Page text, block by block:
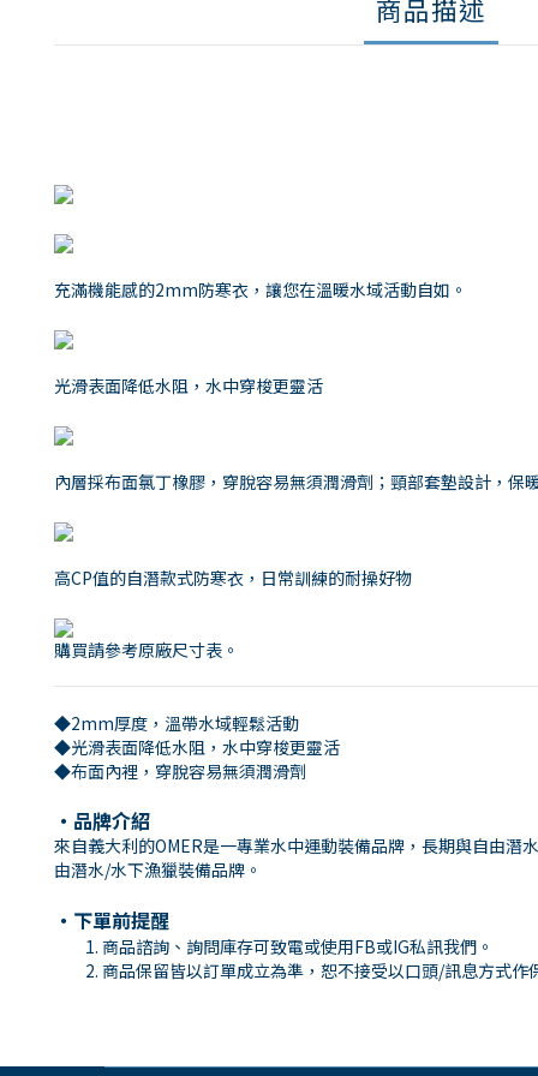
商品描述
充滿機能感的2mm防寒衣，讓您在溫暖水域活動自如。
光滑表面降低水阻，水中穿梭更靈活
內層採布面氯丁橡膠，穿脫容易無須潤滑劑；頸部套墊設計，保
高CP值的自潛款式防寒衣，日常訓練的耐操好物
購買請參考原廠尺寸表。
◆2mm厚度，溫帶水域輕鬆活動
◆光滑表面降低水阻，水中穿梭更靈活
◆布面內裡，穿脫容易無須潤滑劑
・品牌介紹
來自義大利的OMER是一專業水中運動裝備品牌，長期與自由
由潛水/水下漁獵裝備品牌。
・下單前提醒
商品諮詢、詢問庫存可致電或使用FB或IG私訊我們。
商品保留皆以訂單成立為準，恕不接受以口頭/訊息方式作